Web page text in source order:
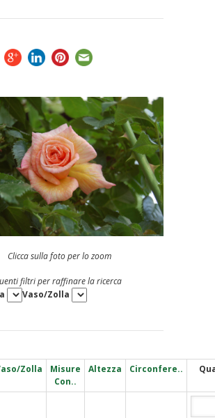
Clicca sulla foto per lo zoom
filtri per raffinare la ricerca
Vaso/Zolla
Zolla
Misure
Con..
Altezza Circonfere..